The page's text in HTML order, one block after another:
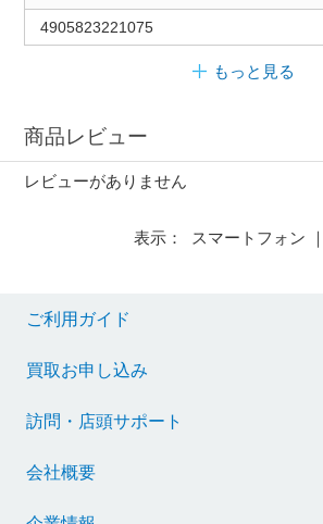
4905823221075
もっと見る
商品レビュー
レビューがありません
表示： スマートフォン ｜
ご利用ガイド
買取お申し込み
訪問・店頭サポート
会社概要